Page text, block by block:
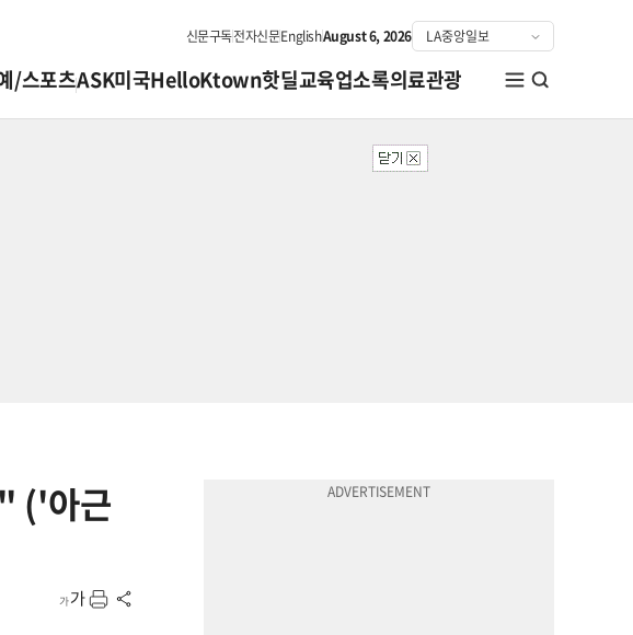
신문구독전자신문EnglishAugust 6, 2026
/스포츠ASK미국HelloKtown핫딜교육업소록의료관광
('아근